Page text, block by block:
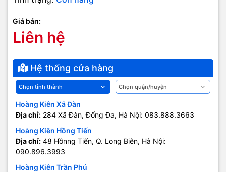
Giá bán:
Liên hệ
Hệ thống cửa hàng
Hoàng Kiên Xã Đàn
Địa chỉ: 284 Xã Đàn, Đống Đa, Hà Nội: 083.888.3663
Hoàng Kiên Hồng Tiến
Địa chỉ: 48 Hồnng Tiến, Q. Long Biên, Hà Nội:
090.896.3993
Hoàng Kiên Trần Phú
Giảm độ chói sáng và tăng góc nhìn
Kindle Fire HD với công nghệ hoàn toàn mới giúp cho màn hình giảm đáng
Hệ thống loa Dolby và dual driver stereo
Kindle Fire HD sử dụng sức mạnh của Dolby Digital Plus để tái tạo thế giới
âm thanh trung thực dù cho bạn đang sử dụng tai nghe hay nghe bằng loa
ngoài. Với driver dual stereo giúp tái tạo âm thanh chính xác, tiếng bass sâu
và trầm lắng, mang đến cho người nghe những trải nghiệm khó quên.
Hai Antennas, băng tần rộng hơn và chế độ dual
Kindle Fire HD là chiếc Máy Tính Bảng có chức năng dual antena wifi và
công nghệ Multiple In/Multiple Out (MIMO) cho tốc độ wifi nhanh hơn và
đáng tin cậy hơn. Bạn có thể trải nghiệm kết nối nhanh hơn 40% so với các
Máy Tính Bảng khác.